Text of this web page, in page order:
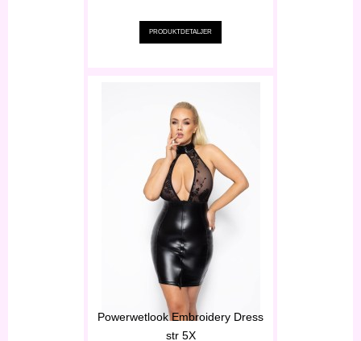
PRODUKTDETALJER
Powerwetlook Embroidery Dress
str 5X